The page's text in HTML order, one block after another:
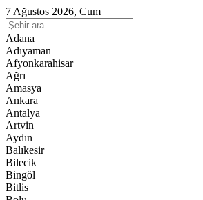
7 Ağustos 2026, Cum
Adana
Adıyaman
Afyonkarahisar
Ağrı
Amasya
Ankara
Antalya
Artvin
Aydın
Balıkesir
Bilecik
Bingöl
Bitlis